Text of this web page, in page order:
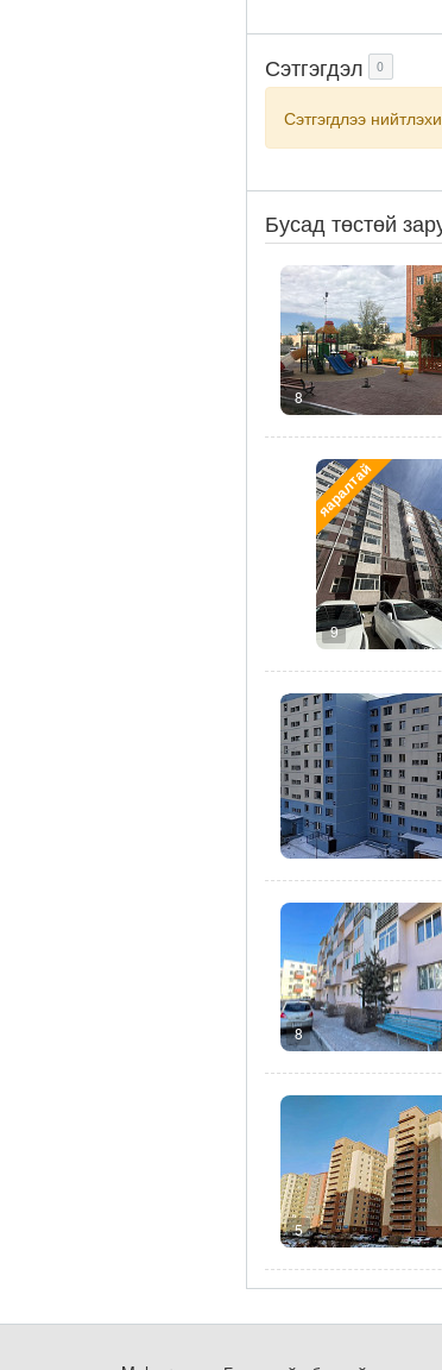
Сэтгэгдэл 0
Сэтгэгдлээ
Бусад төстөй
8
яаралтай
9
8
5